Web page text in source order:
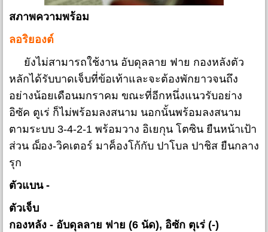
สภาพความพร้อม
ลอริยองต์
ยังไม่สามารถใช้งาน อับดุลลาย ฟาย กองหลังตัว
หลักได้รับบาดเจ็บที่ข้อเท้าและจะต้องพักยาวจนถึง
อย่างน้อยเดือนมกราคม ขณะที่อีกหนึ่งแนวรับอย่าง
อิซัค ตูเร่ ก็ไม่พร้อมลงสนาม นอกนั้นพร้อมลงสนาม
ตามระบบ 3-4-2-1 พร้อมวาง อิเยกุน โตซิน ยืนหน้าเป้า
ส่วน ฌ็อง-วิคเตอร์ มาค็องโก้กับ ปาโบล ปาชิส ยืนกลาง
รุก
ตัวแบน -
ตัวเจ็บ
กองหลัง - อับดุลลาย ฟาย (6 นัด), อิซัก ตุเร่ (-)